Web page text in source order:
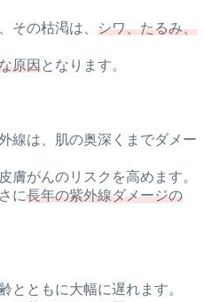
その枯渇は、 シワ、たるみ、
原因となります。
線は、肌の奥深くまでダメー
膚がんのリスクを高めます。
に長年の紫外線ダメージの
とともに大幅に遅れます。